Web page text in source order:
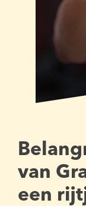
van
een